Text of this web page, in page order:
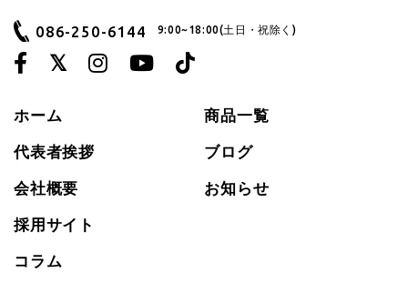
086-250-6144 9:00~18:00(土日・祝除く)
ホーム
代表者挨拶
会社概要
商品一覧
ブログ
お知らせ
採用サイト
コラム